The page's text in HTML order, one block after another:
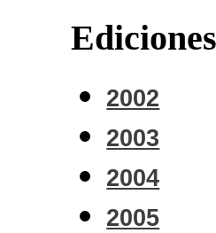
Ediciones
2002
2003
2004
2005